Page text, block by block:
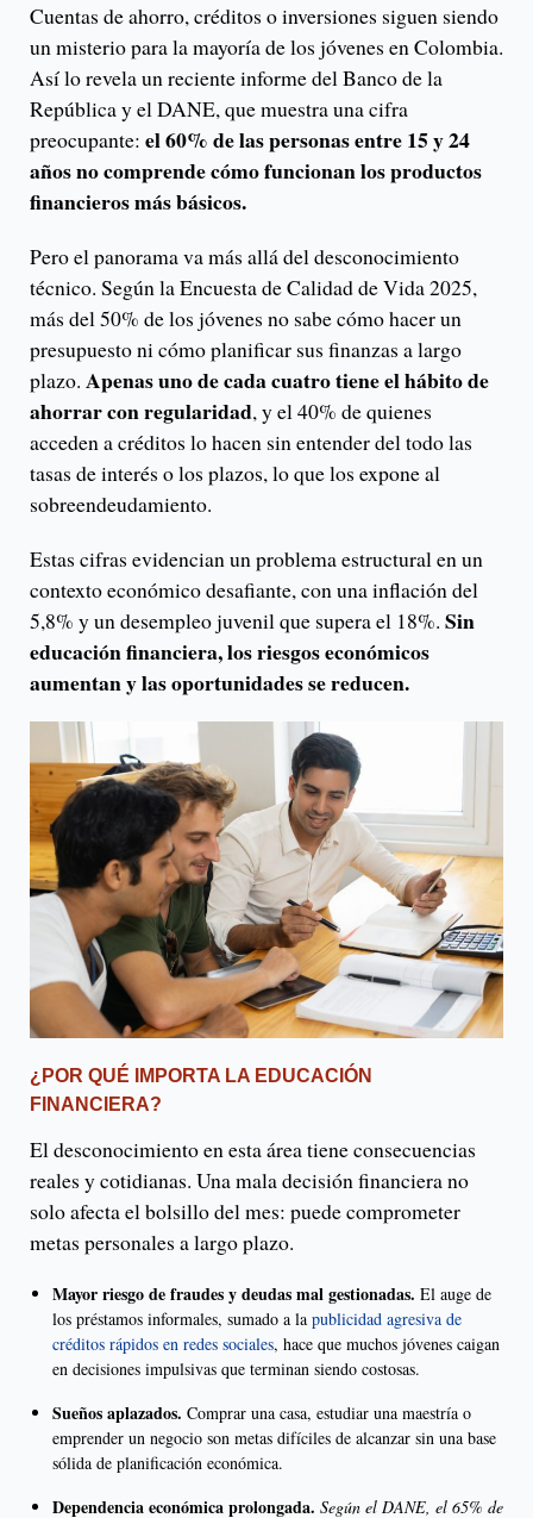
Cuentas de ahorro, créditos o inversiones siguen siendo
un misterio para la mayoría de los jóvenes en Colombia.
Así lo revela un reciente informe del Banco de la
República y el DANE, que muestra una cifra
preocupante: el 60% de las personas entre 15 y 24
años no comprende cómo funcionan los productos
financieros más básicos.
Pero el panorama va más allá del desconocimiento
técnico. Según la Encuesta de Calidad de Vida 2025,
más del 50% de los jóvenes no sabe cómo hacer un
presupuesto ni cómo planificar sus finanzas a largo
plazo. Apenas uno de cada cuatro tiene el hábito de
ahorrar con regularidad, y el 40% de quienes
acceden a créditos lo hacen sin entender del todo las
tasas de interés o los plazos, lo que los expone al
sobreendeudamiento.
Estas cifras evidencian un problema estructural en un
contexto económico desafiante, con una inflación del
5,8% y un desempleo juvenil que supera el 18%. Sin
educación financiera, los riesgos económicos
aumentan y las oportunidades se reducen.
¿POR QUÉ IMPORTA LA EDUCACIÓN
FINANCIERA?
El desconocimiento en esta área tiene consecuencias
reales y cotidianas. Una mala decisión financiera no
solo afecta el bolsillo del mes: puede comprometer
metas personales a largo plazo.
Mayor riesgo de fraudes y deudas mal gestionadas. El auge de
los préstamos informales, sumado a la publicidad agresiva de
créditos rápidos en redes sociales, hace que muchos jóvenes caigan
en decisiones impulsivas que terminan siendo costosas.
Sueños aplazados. Comprar una casa, estudiar una maestría o
emprender un negocio son metas difíciles de alcanzar sin una base
sólida de planificación económica.
Dependencia económica prolongada. Según el DANE, el 65% de